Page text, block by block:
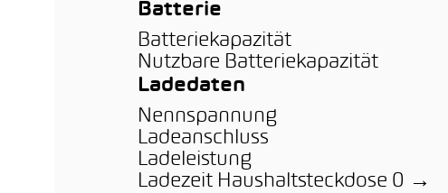
Batterie
Batteriekapazität
Nutzbare Batteriekapazität
Ladedaten
Nennspannung
Ladeanschluss
Ladeleistung
Ladezeit Haushaltsteckdose 0 →